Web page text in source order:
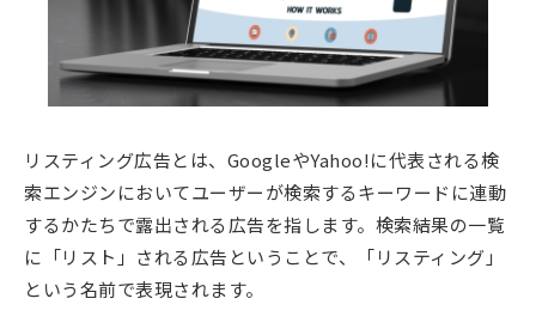
リスティング広告とは、GoogleやYahoo!に代表される検
索エンジンにおいてユーザーが検索するキーワードに連動
するかたちで露出される広告を指します。検索結果の一覧
に「リスト」される広告ということで、「リスティング」
という名前で表現されます。